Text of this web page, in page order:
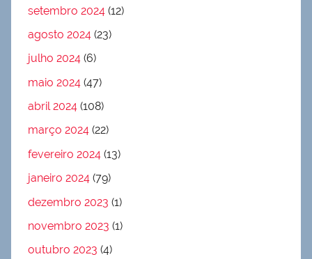
setembro 2024 (12)
agosto 2024 (23)
julho 2024 (6)
maio 2024 (47)
abril 2024 (108)
março 2024 (22)
fevereiro 2024 (13)
janeiro 2024 (79)
dezembro 2023 (1)
novembro 2023 (1)
outubro 2023 (4)